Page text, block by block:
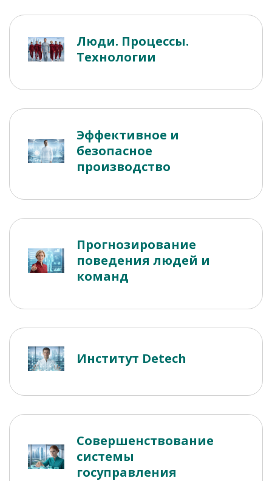
Люди. Процессы.
Технологии
Эффективное и
безопасное
производство
Прогнозирование
поведения людей и
команд
Институт Detech
Совершенствование
системы
госуправления